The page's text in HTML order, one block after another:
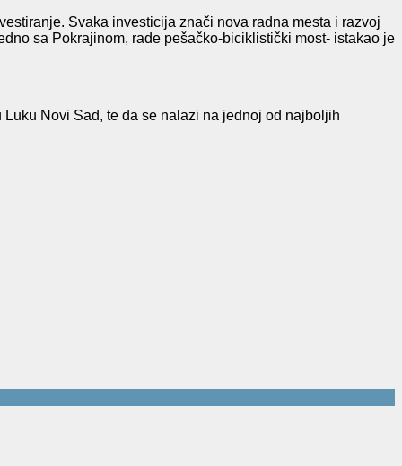
Svaka investicija znači nova radna mesta i razvoj
sa Pokrajinom, rade pešačko-biciklistički most- istakao je
Novi Sad, te da se nalazi na jednoj od najboljih